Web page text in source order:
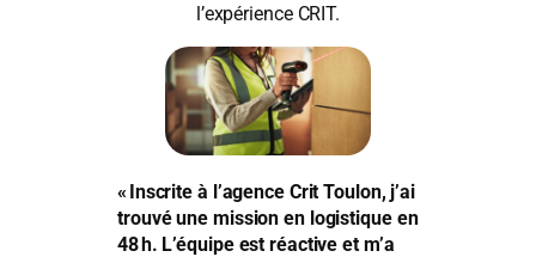
l’expérience CRIT.
« Inscrite à l’agence Crit Toulon, j’ai
trouvé une mission en logistique en
48 h. L’équipe est réactive et m’a